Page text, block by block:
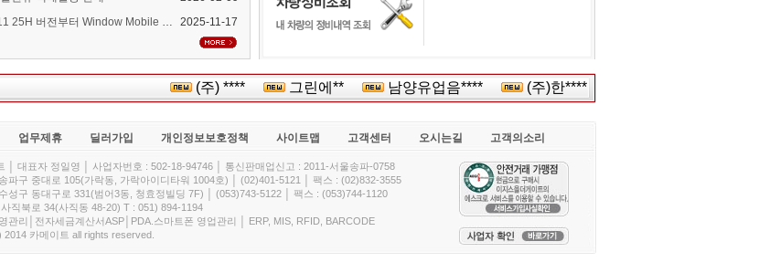
윈도우 11 25H 버전부터 Window Mobile Device Center 지원 중단 안내
2025-11-17
(주) **** 그린에** 남양유업음**** (주)한****
업무제휴 딜러가입 개인정보보호정책 사이트맵 고객센터 오시는길 고객의소리
│ 대표자 정일영 │ 사업자번호 : 502-18-94746 │ 통신판매업신고 : 2011-서울송파-0758
파구 중대로 105(가락동, 가락아이디타워 1004호) │ (02)401-5121 │ 팩스 : (02)832-3555
성구 동대구로 331(범어3동, 청효정빌딩 7F) │ (053)743-5122 │ 팩스 : (053)744-1120
직북로 34(사직동 48-20) T : 051) 894-1194
관리│전자세금계산서ASP│PDA.스마트폰 영업관리 │ ERP, MIS, RFID, BARCODE
2014 카메이트 all rights reserved.